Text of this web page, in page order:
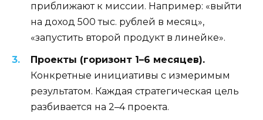
приближают к миссии. Например: «выйти
на доход 500 тыс. рублей в месяц»,
«запустить второй продукт в линейке».
Проекты (горизонт 1–6 месяцев).
Конкретные инициативы с измеримым
результатом. Каждая стратегическая цель
разбивается на 2–4 проекта.